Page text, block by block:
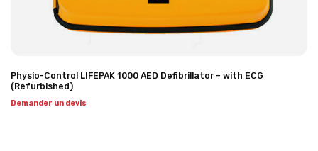
Physio-Control LIFEPAK 1000 AED Defibrillator – with ECG
(Refurbished)
Demander un devis